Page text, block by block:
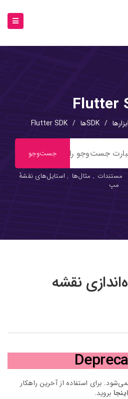
Flutter
ابزارها / SDKها /
Flutter SDK
مستندات , مثال‌ها , استایل‌های نقشهٔ
مپ
نقشه
برای استفاده از آخرین راهکار
اینجا بروید.